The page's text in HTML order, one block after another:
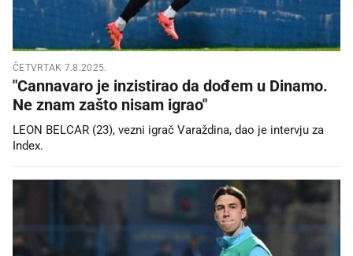
ČETVRTAK 7.8.2025.
"Cannavaro je inzistirao da dođem u Dinamo.
Ne znam zašto nisam igrao"
LEON BELCAR (23), vezni igrač Varaždina, dao je intervju za
Index.